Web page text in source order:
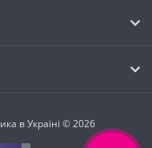
в Україні © 2026